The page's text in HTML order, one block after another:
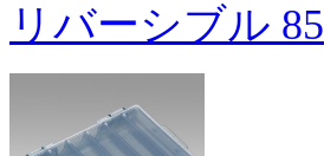
リバーシブル 85